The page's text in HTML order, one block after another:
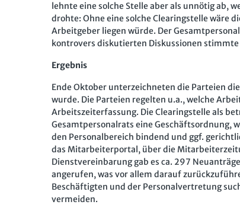
lehnte eine solche Stelle aber als unnötig ab,
drohte: Ohne eine solche Clearingstelle wäre
Arbeitgeber liegen würde. Der
kontrovers diskutierten Diskussionen
Ergebnis
Ende Oktober unterzeichneten die Parteien
wurde. Die Parteien regelten u.a., welche
Arbeitszeiterfassung. Die Clearingstelle als
Gesamtpersonalrats eine Geschäftsordnung,
den Personalbereich bindend und ggf.
das Mitarbeiterportal, über die
Dienstvereinbarung gab es ca. 297
angerufen, was vor allem darauf
Beschäftigten und der Personalvertretung
vermeiden.